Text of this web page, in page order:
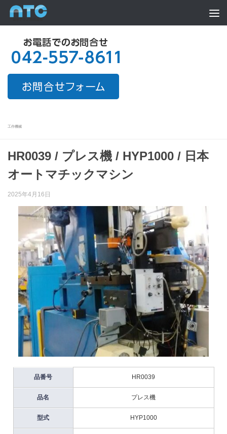
Skip to content
工作機械
HR0039 / プレス機 / HYP1000 / 日本
オートマチックマシン
2025年4月16日
品番号 HR0039
品名 プレス機
型式 HYP1000